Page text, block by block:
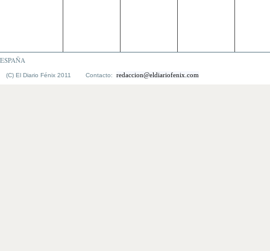
ESPAÑA
(C) El Diario Fénix 2011 Contacto: redaccion@eldiariofenix.com